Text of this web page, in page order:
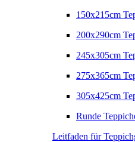
150x215cm
200x290cm
245x305cm
275x365cm
305x425cm
Runde
Leitfaden für